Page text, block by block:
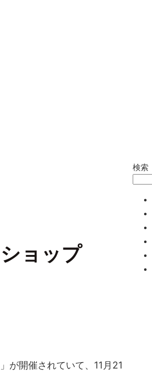
ョップ
が開催されていて、11月21
検索